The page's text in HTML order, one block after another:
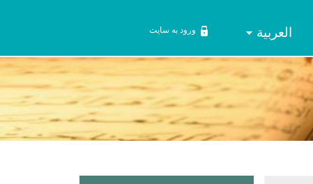
العربیة ورود به سایت